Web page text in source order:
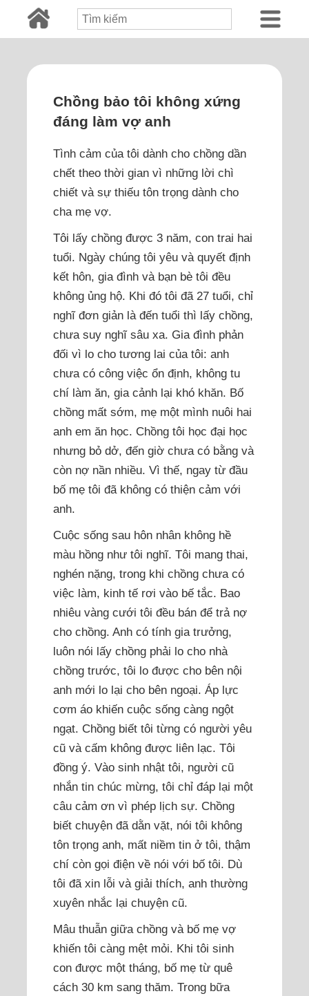
Chồng bảo tôi không xứng
đáng làm vợ anh
Tình cảm của tôi dành cho chồng dần
chết theo thời gian vì những lời chì
chiết và sự thiếu tôn trọng dành cho
cha mẹ vợ.
Tôi lấy chồng được 3 năm, con trai hai
tuổi. Ngày chúng tôi yêu và quyết định
kết hôn, gia đình và bạn bè tôi đều
không ủng hộ. Khi đó tôi đã 27 tuổi, chỉ
nghĩ đơn giản là đến tuổi thì lấy chồng,
chưa suy nghĩ sâu xa. Gia đình phản
đối vì lo cho tương lai của tôi: anh
chưa có công việc ổn định, không tu
chí làm ăn, gia cảnh lại khó khăn. Bố
chồng mất sớm, mẹ một mình nuôi hai
anh em ăn học. Chồng tôi học đại học
nhưng bỏ dở, đến giờ chưa có bằng và
còn nợ nần nhiều. Vì thế, ngay từ đầu
bố mẹ tôi đã không có thiện cảm với
anh.
Cuộc sống sau hôn nhân không hề
màu hồng như tôi nghĩ. Tôi mang thai,
nghén nặng, trong khi chồng chưa có
việc làm, kinh tế rơi vào bế tắc. Bao
nhiêu vàng cưới tôi đều bán để trả nợ
cho chồng. Anh có tính gia trưởng,
luôn nói lấy chồng phải lo cho nhà
chồng trước, tôi lo được cho bên nội
anh mới lo lại cho bên ngoại. Áp lực
cơm áo khiến cuộc sống càng ngột
ngạt. Chồng biết tôi từng có người yêu
cũ và cấm không được liên lạc. Tôi
đồng ý. Vào sinh nhật tôi, người cũ
nhắn tin chúc mừng, tôi chỉ đáp lại một
câu cảm ơn vì phép lịch sự. Chồng
biết chuyện đã dằn vặt, nói tôi không
tôn trọng anh, mất niềm tin ở tôi, thậm
chí còn gọi điện về nói với bố tôi. Dù
tôi đã xin lỗi và giải thích, anh thường
xuyên nhắc lại chuyện cũ.
Mâu thuẫn giữa chồng và bố mẹ vợ
khiến tôi càng mệt mỏi. Khi tôi sinh
con được một tháng, bố mẹ từ quê
cách 30 km sang thăm. Trong bữa